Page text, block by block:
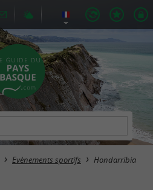
Evènements sportifs Hondarribia